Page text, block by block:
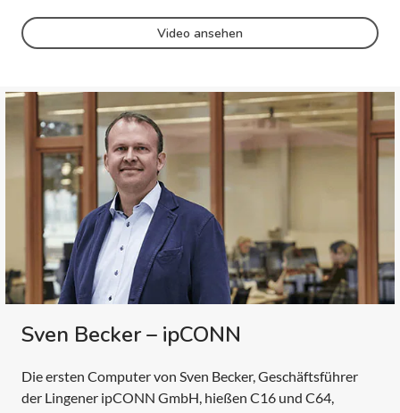
Video ansehen
Sven Becker – ipCONN
Die ersten Computer von Sven Becker, Geschäftsführer
der Lingener ipCONN GmbH, hießen C16 und C64,